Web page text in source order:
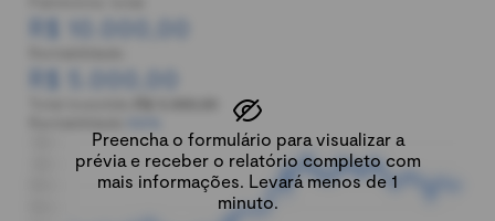
Preencha o formulário para visualizar a
prévia e receber o relatório completo com
mais informações. Levará menos de 1
minuto.
R$ 10.000,00
R$ 5.000,00